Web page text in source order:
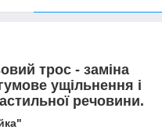
трос - заміна
ущільнення і
речовини.